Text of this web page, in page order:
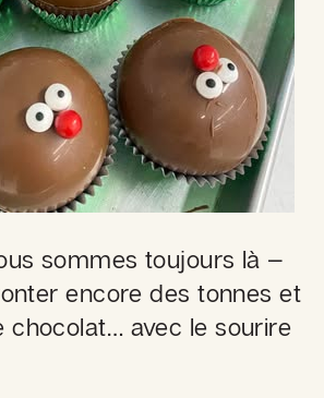
sommes toujours là —
encore des tonnes et
chocolat… avec le sourire